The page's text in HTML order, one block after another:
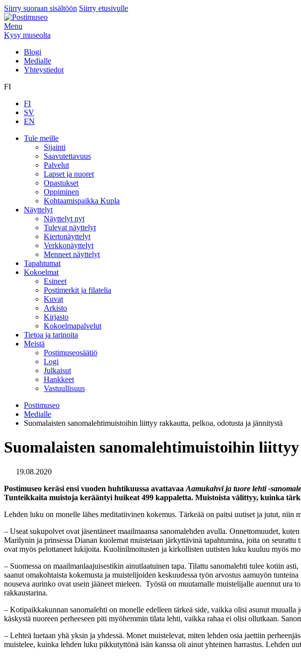
Siirry suoraan sisältöön Siirry etusivulle
Menu
Kysy museolta
Blogi
Medialle
Yhteystiedot
FI
FI
SV
EN
Tule meille
Sijainti
Saavutettavuus
Palvelut
Lapset ja nuoret
Opastukset
Oppiminen
Kohtaamispaikka Kupla
Näyttelyt
Näyttelyt nyt
Tulevat näyttelyt
Kiertonäyttelyt
Verkkonäyttelyt
Menneet näyttelyt
Tapahtumat
Kokoelmat
Esineet
Postimerkit ja filatelia
Kuvat
Arkisto
Kirjasto
Kokoelmapalvelut
Tietoa ja tarinoita
Meistä
Postimuseosäätiö
Logi
Julkaisut
Hankkeet
Vastuullisuus
Postimuseo
Medialle
Suomalaisten sanomalehtimuistoihin liittyy rakkautta, pelkoa, odotusta ja jännitystä
Suomalaisten sanomalehtimuistoihin
19.08.2020
Postimuseo keräsi ensi vuoden huhtikuussa avattavaa Aamukahvi ja tuore lehti -
Tunteikkaita muistoja kerääntyi huikeat 499 kappaletta. Muistoista välittyy, kuinka
Lehden luku on monelle lähes meditatiivinen kokemus. Tärkeää on paitsi uutiset ja jutut, niin
– Useat sukupolvet ovat jäsentäneet maailmaansa sanomalehden avulla. Onnettomuudet,
Marilynin ja prinsessa Dianan kuolemat muistetaan järkyttävinä tapahtumina, joita on
ovat myös pelottaneet lukijoita. Kuolinilmoitusten ja kirkollisten uutisten luku kuuluu myös
– Suomessa on maailmanlaajuisestikin ainutlaatuinen tapa. Tilattu sanomalehti tulee kotiin
saanut omakohtaista kokemusta ja muistelijoiden keskuudessa työn arvostus aamuyön
nouseva aurinko ovat usein jääneet mieleen. Työstä on muutamalle muistelijalle auennut
rakkaustarina.
– Kotipaikkakunnan sanomalehti on monelle edelleen tärkeä side, vaikka olisi asunut
käskystä nuoreen perheeseen piti myöhemmin tilata lehti, vaikka rahaa ei olisi ollutkaan.
– Lehteä luetaan yhä yksin ja yhdessä. Monet muistelevat, miten lehden osia jaettiin
muistelee, kuinka lehden luku pikkutyttönä isän kanssa oli ainut yhteinen harrastus. Lehden